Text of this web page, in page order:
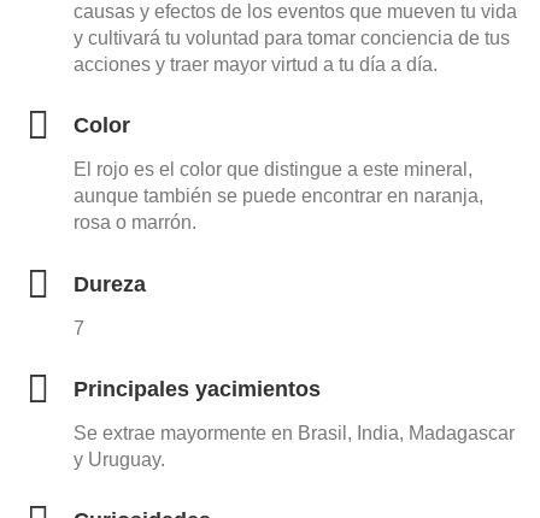
causas y efectos de los eventos que mueven tu vida
y cultivará tu voluntad para tomar conciencia de tus
acciones y traer mayor virtud a tu día a día.
Color
El rojo es el color que distingue a este mineral,
aunque también se puede encontrar en naranja,
rosa o marrón.
Dureza
7
Principales yacimientos
Se extrae mayormente en Brasil, India, Madagascar
y Uruguay.